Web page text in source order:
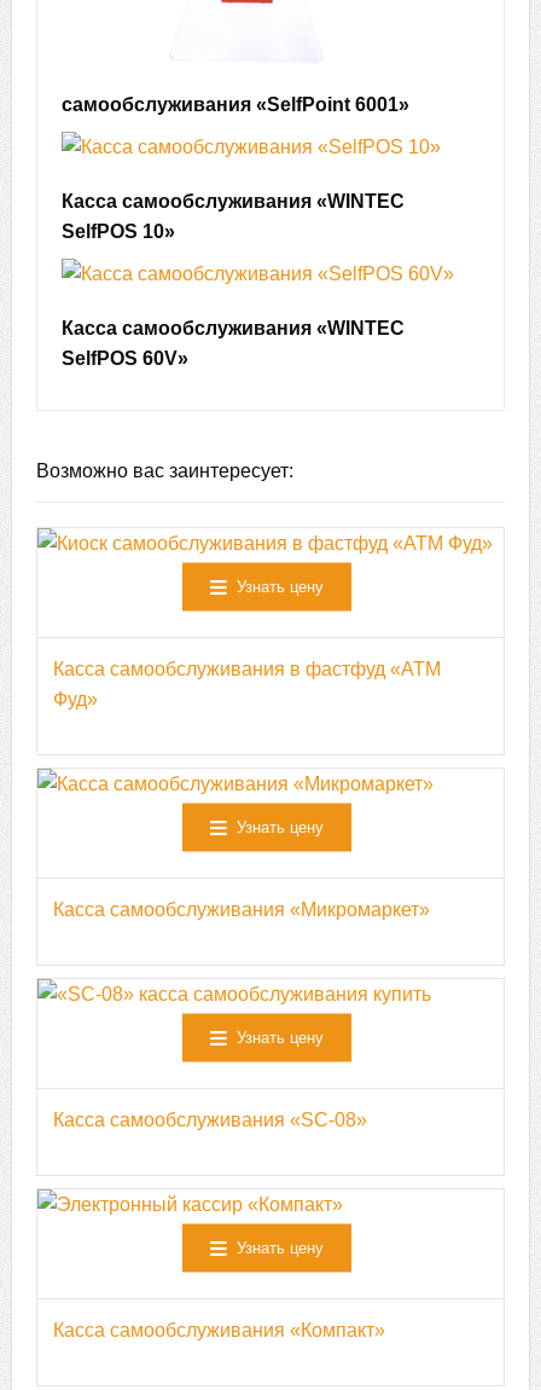
самообслуживания «SelfPoint 6001»
Касса самообслуживания «WINTEC
SelfPOS 10»
Касса самообслуживания «WINTEC
SelfPOS 60V»
Возможно вас заинтересует:
Узнать цену
Касса самообслуживания в фастфуд «АТМ
Фуд»
Узнать цену
Касса самообслуживания «Микромаркет»
Узнать цену
Касса самообслуживания «SC-08»
Узнать цену
Касса самообслуживания «Компакт»